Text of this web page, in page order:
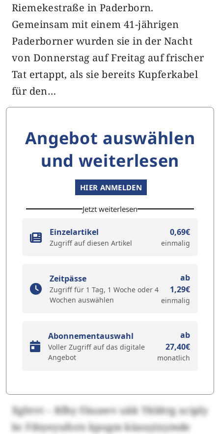
Riemekestraße in Paderborn.
Gemeinsam mit einem 41-jährigen
Paderborner wurden sie in der Nacht
von Donnerstag auf Freitag auf frischer
Tat ertappt, als sie bereits Kupferkabel
für den…
Angebot auswählen
und weiterlesen
HIER ANMELDEN
Jetzt weiterlesen
Einzelartikel
Zugriff auf diesen Artikel
0,69€
einmalig
Zeitpässe
Zugriff für 1 Tag, 1 Woche oder 4
Wochen auswählen
ab
1,29€
einmalig
Abonnementauswahl
Voller Zugriff auf das digitale
Angebot
ab
27,40€
monatlich
Xghtvt – Kfby Fäuawv ukk Ykbhtg xciply
bc Fdsyeyuforn kpogm käauyixymde